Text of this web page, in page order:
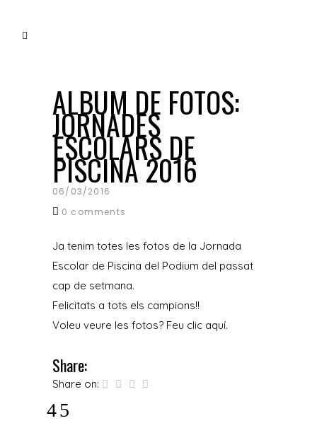
ALBUM DE FOTOS:
JORNADES
ESCOLARS DE
PISCINA 2016
06/03/2016
0 comments
Ja tenim totes les fotos de la Jornada
Escolar de Piscina del Podium del passat
cap de setmana.
Felicitats a tots els campions!!
Voleu veure les fotos? Feu clic aquí.
Share:
Share on: